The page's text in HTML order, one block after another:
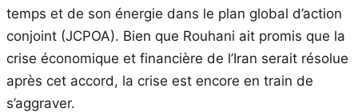
temps et de son énergie dans le plan global d’action
conjoint (JCPOA). Bien que Rouhani ait promis que la
crise économique et financière de l’Iran serait résolue
après cet accord, la crise est encore en train de
s’aggraver.